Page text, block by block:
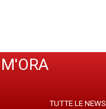
TUTTE LE NEWS